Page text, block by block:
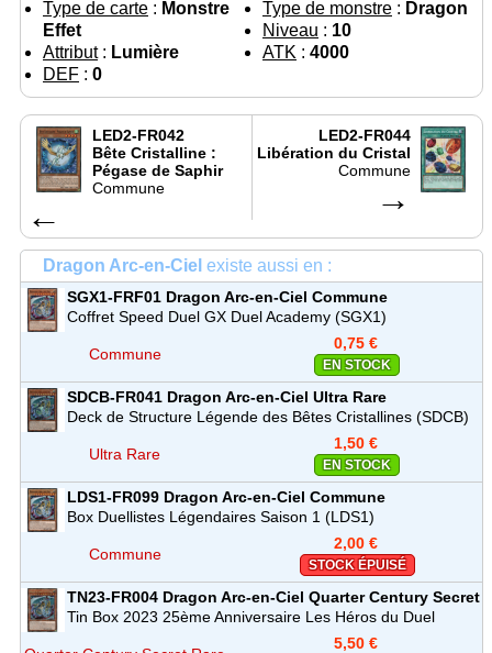
Type de carte : Monstre
Effet
Type de monstre : Dragon
Niveau : 10
Attribut: Lumière ATK : 4000
DEF : 0
LED2-FR042
Bête Cristalline :
Pégase de Saphir
Commune
←
LED2-FR044
Libération du Cristal
Commune
→
Dragon Arc-en-Ciel existe aussi en :
SGX1-FRF01 Dragon Arc-en-Ciel Commune
Coffret Speed Duel GX Duel Academy (SGX1)
Commune
0,75 €
EN STOCK
SDCB-FR041 Dragon Arc-en-Ciel Ultra Rare
Deck de Structure Légende des Bêtes Cristallines (SDCB)
Ultra Rare
1,50 €
EN STOCK
LDS1-FR099 Dragon Arc-en-Ciel Commune
Box Duellistes Légendaires Saison 1 (LDS1)
Commune
2,00 €
STOCK ÉPUISÉ
TN23-FR004 Dragon Arc-en-Ciel Quarter Century Secret
Rare
Tin Box 2023 25ème Anniversaire Les Héros du Duel
5,50 €